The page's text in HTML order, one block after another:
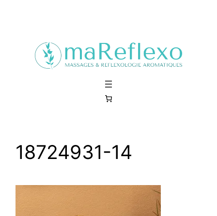
18724931-14